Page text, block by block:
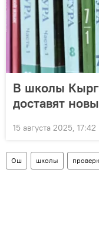
В школы
доставят
15 августа 2025, 17:42
Ош школы